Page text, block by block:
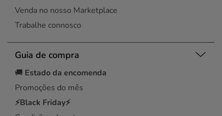
Venda no nosso Marketplace
Trabalhe connosco
Guia de compra
🚚 Estado da encomenda
Promoções do mês
⚡Black Friday⚡